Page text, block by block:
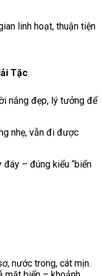
linh hoạt, thuận tiện
Tặc
nắng đẹp, lý tưởng để
nhẹ, vẫn đi được
– đúng kiểu “biển
nước trong, cát mịn.